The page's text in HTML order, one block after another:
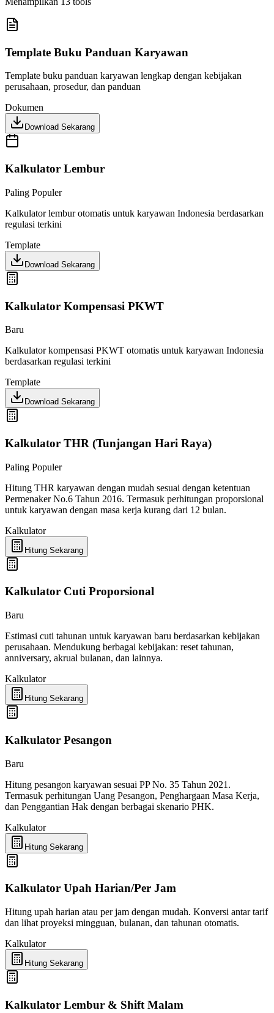
Template Buku Panduan Karyawan
Template buku panduan karyawan lengkap dengan kebijakan
perusahaan, prosedur, dan panduan
Dokumen
Download Sekarang
Kalkulator Lembur
Paling Populer
Kalkulator lembur otomatis untuk karyawan Indonesia berdasarkan
regulasi terkini
Template
Download Sekarang
Kalkulator Kompensasi PKWT
Baru
Kalkulator kompensasi PKWT otomatis untuk karyawan Indonesia
berdasarkan regulasi terkini
Template
Download Sekarang
Kalkulator THR (Tunjangan Hari Raya)
Paling Populer
Hitung THR karyawan dengan mudah sesuai dengan ketentuan
Permenaker No.6 Tahun 2016. Termasuk perhitungan proporsional
untuk karyawan dengan masa kerja kurang dari 12 bulan.
Kalkulator
Hitung Sekarang
Kalkulator Cuti Proporsional
Baru
Estimasi cuti tahunan untuk karyawan baru berdasarkan kebijakan
perusahaan. Mendukung berbagai kebijakan: reset tahunan,
anniversary, akrual bulanan, dan lainnya.
Kalkulator
Hitung Sekarang
Kalkulator Pesangon
Baru
Hitung pesangon karyawan sesuai PP No. 35 Tahun 2021.
Termasuk perhitungan Uang Pesangon, Penghargaan Masa Kerja,
dan Penggantian Hak dengan berbagai skenario PHK.
Kalkulator
Hitung Sekarang
Kalkulator Upah Harian/Per Jam
Hitung upah harian atau per jam dengan mudah. Konversi antar tarif
dan lihat proyeksi mingguan, bulanan, dan tahunan otomatis.
Kalkulator
Hitung Sekarang
Kalkulator Lembur & Shift Malam